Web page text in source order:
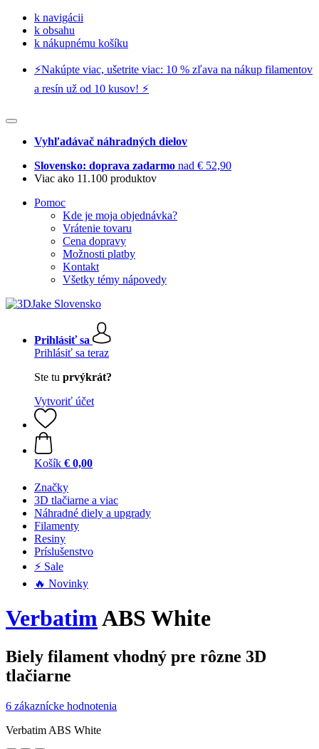
k navigácii
k obsahu
k nákupnému košíku
⚡️Nakúpte viac, ušetrite viac: 10 % zľava na nákup filamentov
a resín už od 10 kusov! ⚡️
Vyhľadávač náhradných dielov
Slovensko: doprava zadarmo nad € 52,90
Viac ako 11.100 produktov
Pomoc
Kde je moja objednávka?
Vrátenie tovaru
Cena dopravy
Možnosti platby
Kontakt
Všetky témy nápovedy
Prihlásiť sa
Prihlásiť sa teraz
Ste tu prvýkrát?
Vytvoriť účet
Košík € 0,00
Značky
3D tlačiarne a viac
Náhradné diely a upgrady
Filamenty
Resiny
Príslušenstvo
⚡ Sale
🔥 Novinky
VerbatimABS White
Biely filament vhodný pre rôzne 3D
tlačiarne
6 zákaznícke hodnotenia
Verbatim ABS White